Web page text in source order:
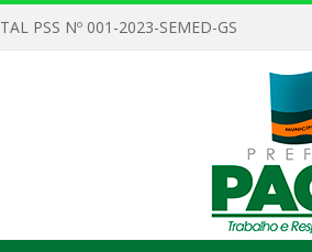
PSS Nº 001-2023-SEMED-GS